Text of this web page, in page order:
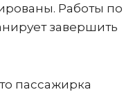
Работы по
завершить
пассажирка